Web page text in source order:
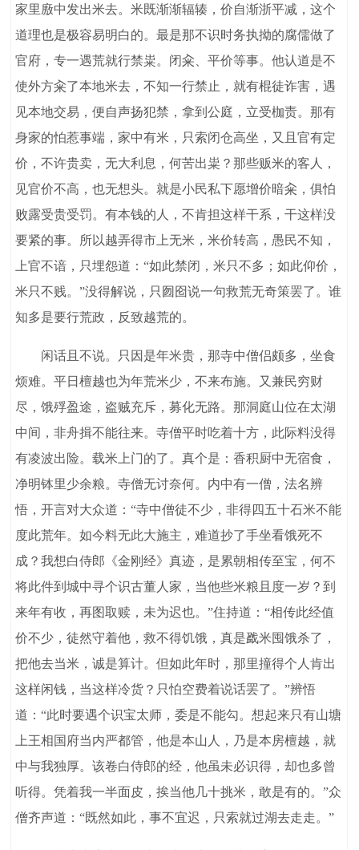
家里廒中发出米去。米既渐渐辐辏，价自渐浙平减，这个
道理也是极容易明白的。最是那不识时务执拗的腐儒做了
官府，专一遇荒就行禁粜。闭籴、平价等事。他认道是不
使外方籴了本地米去，不知一行禁止，就有棍徒诈害，遇
见本地交易，便自声扬犯禁，拿到公庭，立受枷责。那有
身家的怕惹事端，家中有米，只索闭仓高坐，又且官有定
价，不许贵卖，无大利息，何苦出粜？那些贩米的客人，
见官价不高，也无想头。就是小民私下愿增价暗籴，俱怕
败露受贵受罚。有本钱的人，不肯担这样干系，干这样没
要紧的事。所以越弄得市上无米，米价转高，愚民不知，
上官不谙，只埋怨道：“如此禁闭，米只不多；如此仰价，
米只不贱。”没得解说，只囫囵说一句救荒无奇策罢了。谁
知多是要行荒政，反致越荒的。
闲话且不说。只因是年米贵，那寺中僧侣颇多，坐食
烦难。平日檀越也为年荒米少，不来布施。又兼民穷财
尽，饿殍盈途，盗贼充斥，募化无路。那洞庭山位在太湖
中间，非舟揖不能往来。寺僧平时吃着十方，此际料没得
有凌波出险。载米上门的了。真个是：香积厨中无宿食，
净明钵里少余粮。寺僧无讨奈何。内中有一僧，法名辨
悟，开言对大众道：“寺中僧徒不少，非得四五十石米不能
度此荒年。如今料无此大施主，难道抄了手坐看饿死不
成？我想白侍郎《金刚经》真迹，是累朝相传至宝，何不
将此件到城中寻个识古董人家，当他些米粮且度一岁？到
来年有收，再图取赎，未为迟也。”住持道：“相传此经值
价不少，徒然守着他，救不得饥饿，真是戤米囤饿杀了，
把他去当米，诚是算计。但如此年时，那里撞得个人肯出
这样闲钱，当这样冷货？只怕空费着说话罢了。”辨悟
道：“此时要遇个识宝太师，委是不能勾。想起来只有山塘
上王相国府当内严都管，他是本山人，乃是本房檀越，就
中与我独厚。该卷白侍郎的经，他虽未必识得，却也多曾
听得。凭着我一半面皮，挨当他几十挑米，敢是有的。”众
僧齐声道：“既然如此，事不宜迟，只索就过湖去走走。”